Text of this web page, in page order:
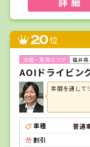
20位
福井県
AOIドライビン
年間を通して
車種
普通
割引